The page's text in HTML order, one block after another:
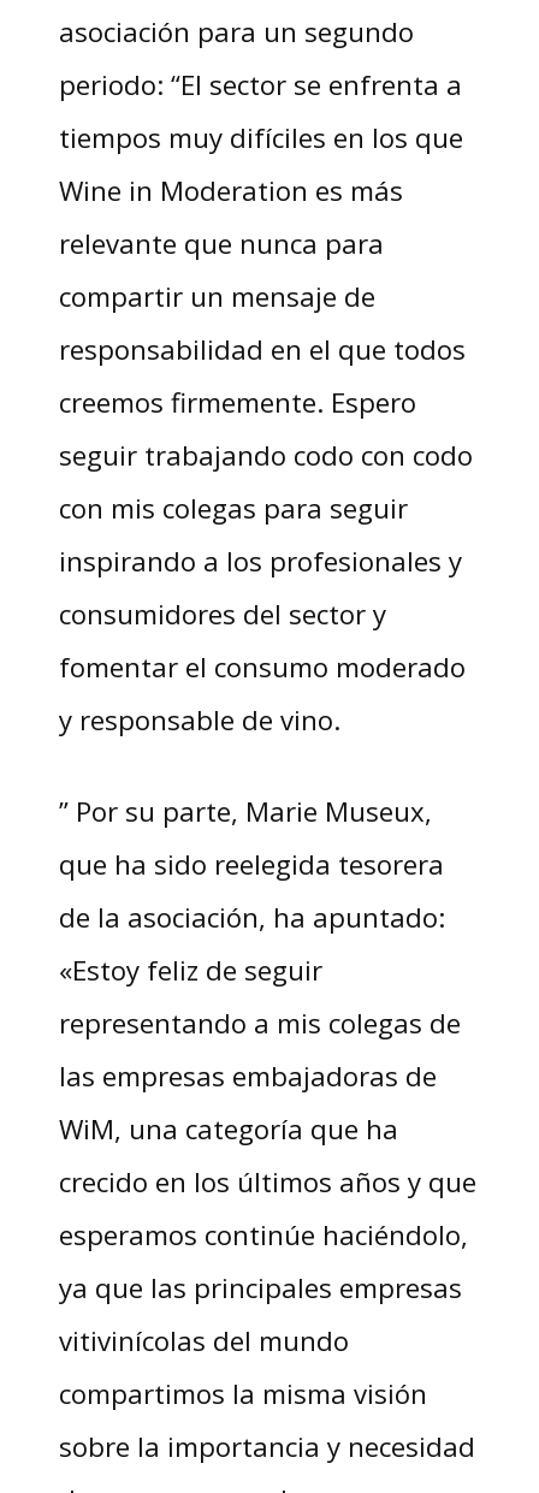
asociación para un segundo
periodo: “El sector se enfrenta a
tiempos muy difíciles en los que
Wine in Moderation es más
relevante que nunca para
compartir un mensaje de
responsabilidad en el que todos
creemos firmemente. Espero
seguir trabajando codo con codo
con mis colegas para seguir
inspirando a los profesionales y
consumidores del sector y
fomentar el consumo moderado
y responsable de vino.
” Por su parte, Marie Museux,
que ha sido reelegida tesorera
de la asociación, ha apuntado:
«Estoy feliz de seguir
representando a mis colegas de
las empresas embajadoras de
WiM, una categoría que ha
crecido en los últimos años y que
esperamos continúe haciéndolo,
ya que las principales empresas
vitivinícolas del mundo
compartimos la misma visión
sobre la importancia y necesidad